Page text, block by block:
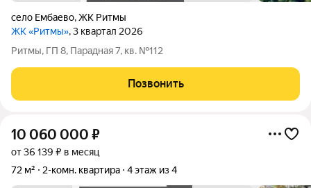
село Ембаево,ЖК Ритмы
ЖК «Ритмы», 3 квартал 2026
Ритмы, ГП 8, Парадная 7, кв. №112
Позвонить
10 060 000 ₽
от 36 139 ₽ в месяц
72 м²
2-комн. квартира 4 этаж из 4